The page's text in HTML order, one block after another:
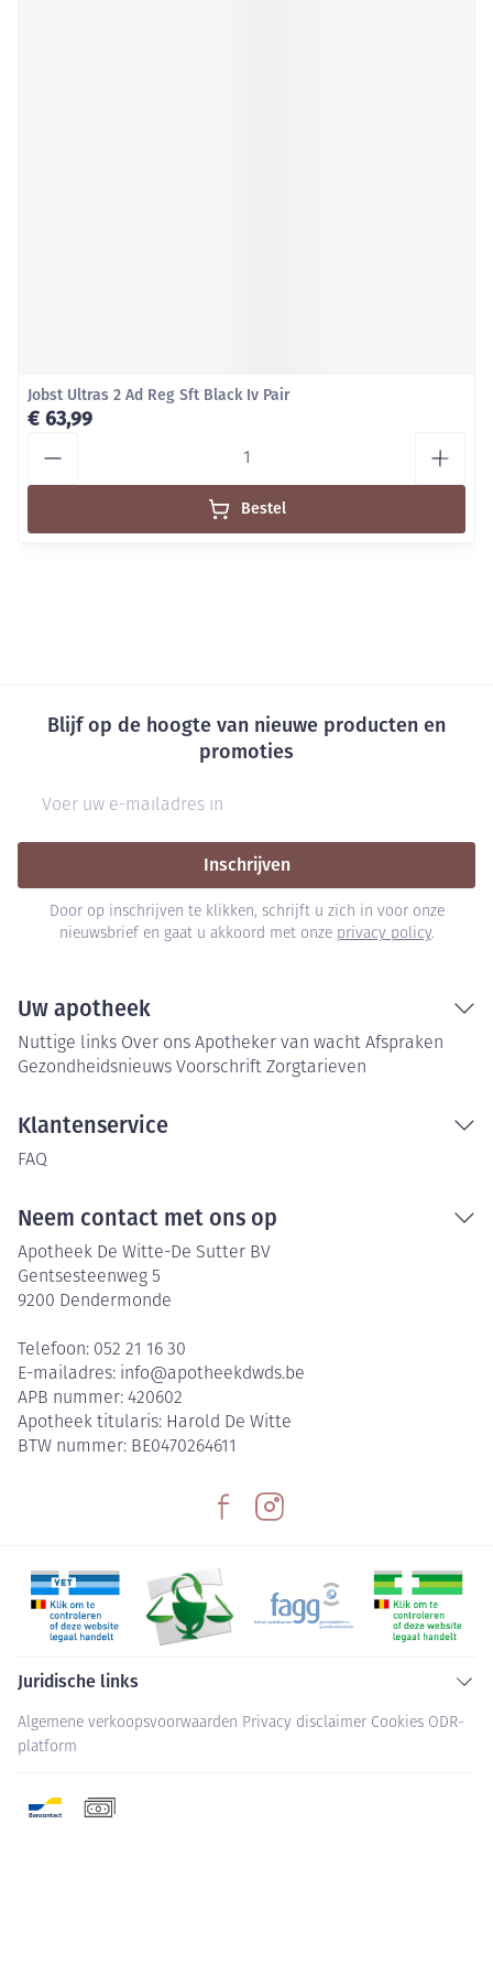
Jobst Ultras 2 Ad Reg Sft Black Iv Pair
€ 63,99
Bestel
Blijf op de hoogte van nieuwe producten en
promoties
Inschrijven
Door op inschrijven te klikken, schrijft u zich in voor onze
nieuwsbrief en gaat u akkoord met onze privacy policy.
Uw apotheek
Nuttige links Over ons Apotheker van wacht Afspraken
Gezondheidsnieuws Voorschrift Zorgtarieven
Klantenservice
FAQ
Neem contact met ons op
Apotheek De Witte-De Sutter BV
Gentsesteenweg 5
9200 Dendermonde
Telefoon: 052 21 16 30
E-mailadres: info@apotheekdwds.be
APB nummer: 420602
Apotheek titularis: Harold De Witte
BTW nummer: BE0470264611
Juridische links
Algemene verkoopsvoorwaarden Privacy disclaimer Cookies ODR-
platform